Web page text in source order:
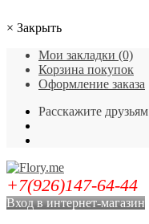
× Закрыть
Мои закладки (0)
Корзина покупок
Оформление заказа
Расскажите друзьям
+7(926)147-64-44
Вход в интернет-магазин